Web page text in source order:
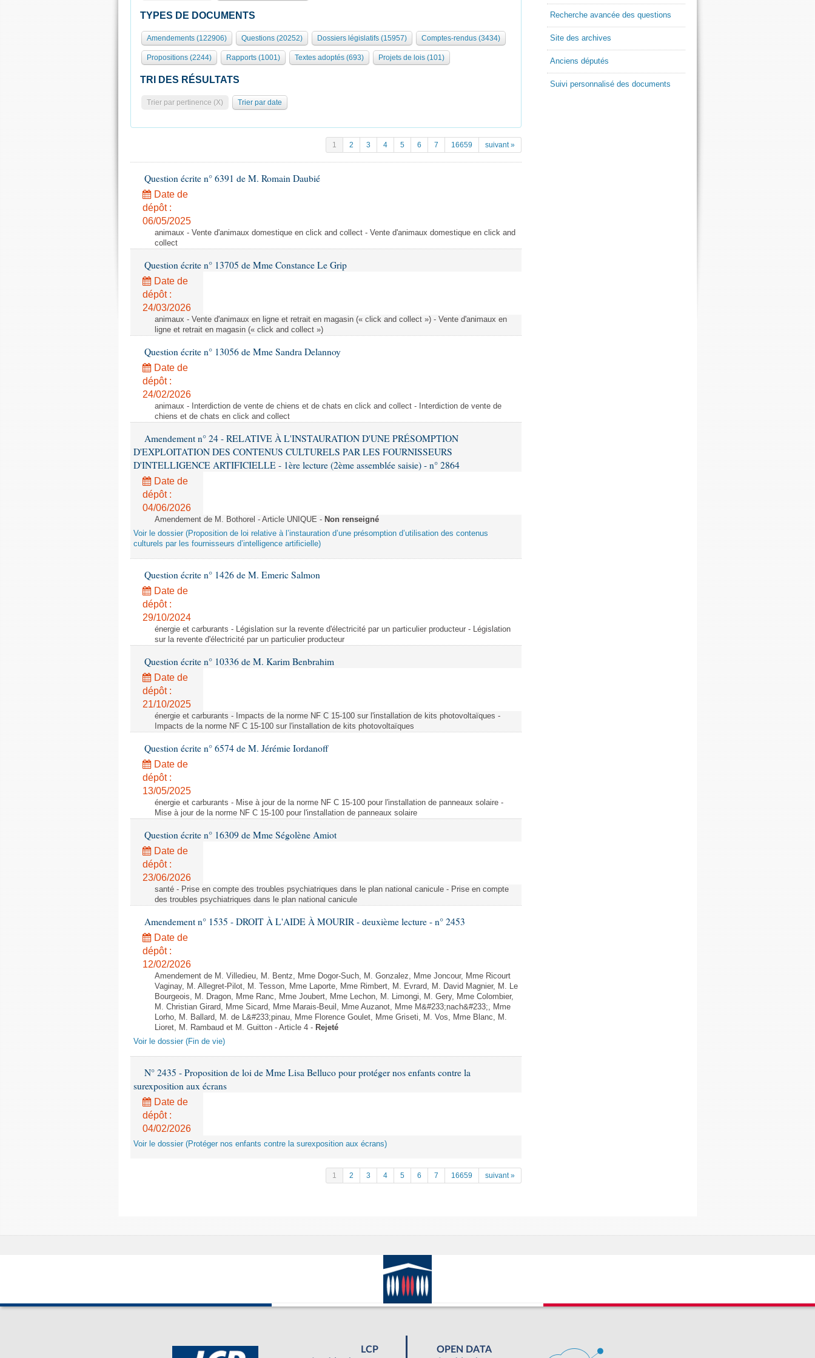
TYPES DE DOCUMENTS
Amendements (122906) Questions (20252) Dossiers législatifs (15957) Comptes-rendus (3434)
Propositions (2244) Rapports (1001) Textes adoptés (693) Projets de lois (101)
TRI DES RÉSULTATS
Trier par pertinence (X) Trier par date
1 2 3 4 5 6 7 16659 suivant »
Question écrite n° 6391 de M. Romain Daubié
Date de
dépôt :
06/05/2025
animaux - Vente d'animaux domestique en click and collect - Vente d'animaux domestique en click and
collect
Question écrite n° 13705 de Mme Constance Le Grip
Date de
dépôt :
24/03/2026
animaux - Vente d'animaux en ligne et retrait en magasin (« click and collect ») - Vente d'animaux en
ligne et retrait en magasin (« click and collect »)
Question écrite n° 13056 de Mme Sandra Delannoy
Date de
dépôt :
24/02/2026
animaux - Interdiction de vente de chiens et de chats en click and collect - Interdiction de vente de
chiens et de chats en click and collect
Amendement n° 24 - RELATIVE À L'INSTAURATION D'UNE PRÉSOMPTION
D'EXPLOITATION DES CONTENUS CULTURELS PAR LES FOURNISSEURS
D'INTELLIGENCE ARTIFICIELLE - 1ère lecture (2ème assemblée saisie) - n° 2864
Date de
dépôt :
04/06/2026
Amendement de M. Bothorel - Article UNIQUE - Non renseigné
Voir le dossier (Proposition de loi relative à l’instauration d’une présomption d’utilisation des contenus
culturels par les fournisseurs d’intelligence artificielle)
Question écrite n° 1426 de M. Emeric Salmon
Date de
dépôt :
29/10/2024
énergie et carburants - Législation sur la revente d'électricité par un particulier producteur - Législation
sur la revente d'électricité par un particulier producteur
Question écrite n° 10336 de M. Karim Benbrahim
Date de
dépôt :
21/10/2025
énergie et carburants - Impacts de la norme NF C 15-100 sur l'installation de kits photovoltaïques -
Impacts de la norme NF C 15-100 sur l'installation de kits photovoltaïques
Question écrite n° 6574 de M. Jérémie Iordanoff
Date de
dépôt :
13/05/2025
énergie et carburants - Mise à jour de la norme NF C 15-100 pour l'installation de panneaux solaire -
Mise à jour de la norme NF C 15-100 pour l'installation de panneaux solaire
Question écrite n° 16309 de Mme Ségolène Amiot
Date de
dépôt :
23/06/2026
santé - Prise en compte des troubles psychiatriques dans le plan national canicule - Prise en compte
des troubles psychiatriques dans le plan national canicule
Amendement n° 1535 - DROIT À L'AIDE À MOURIR - deuxième lecture - n° 2453
Date de
dépôt :
12/02/2026
Amendement de M. Villedieu, M. Bentz, Mme Dogor-Such, M. Gonzalez, Mme Joncour, Mme Ricourt
Vaginay, M. Allegret-Pilot, M. Tesson, Mme Laporte, Mme Rimbert, M. Evrard, M. David Magnier, M. Le
Bourgeois, M. Dragon, Mme Ranc, Mme Joubert, Mme Lechon, M. Limongi, M. Gery, Mme Colombier,
M. Christian Girard, Mme Sicard, Mme Marais-Beuil, Mme Auzanot, Mme M&#233;nach&#233;, Mme
Lorho, M. Ballard, M. de L&#233;pinau, Mme Florence Goulet, Mme Griseti, M. Vos, Mme Blanc, M.
Lioret, M. Rambaud et M. Guitton - Article 4 - Rejeté
Voir le dossier (Fin de vie)
N° 2435 - Proposition de loi de Mme Lisa Belluco pour protéger nos enfants contre la
surexposition aux écrans
Date de
dépôt :
04/02/2026
Voir le dossier (Protéger nos enfants contre la surexposition aux écrans)
1 2 3 4 5 6 7 16659 suivant »
Recherche avancée des questions
Site des archives
Anciens députés
Suivi personnalisé des documents
LCP
OPEN DATA